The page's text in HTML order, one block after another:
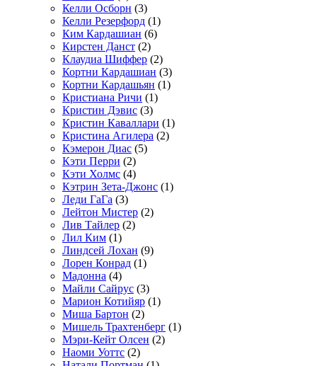
Келли Осборн (3)
Келли Резерфорд (1)
Ким Кардашиан (6)
Кирстен Данст (2)
Клаудиа Шиффер (2)
Кортни Кардашиан (3)
Кортни Кардашьян (1)
Кристиана Ричи (1)
Кристин Дэвис (3)
Кристин Каваллари (1)
Кристина Агилера (2)
Кэмерон Диас (5)
Кэти Перри (2)
Кэти Холмс (4)
Кэтрин Зета-Джонс (1)
Леди ГаГа (3)
Лейтон Мистер (2)
Лив Тайлер (2)
Лил Ким (1)
Линдсей Лохан (9)
Лорен Конрад (1)
Мадонна (4)
Майли Сайрус (3)
Марион Котийяр (1)
Миша Бартон (2)
Мишель Трахтенберг (1)
Мэри-Кейт Олсен (2)
Наоми Уоттс (2)